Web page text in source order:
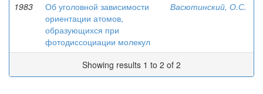
1983
Об уголовной зависимости
ориентации атомов,
образующихся при
фотодиссоциации молекул
Васютинский, О.С.
Showing results 1 to 2 of 2